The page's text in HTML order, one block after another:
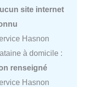
site internet
Hasnon
à domicile :
renseigné
Hasnon